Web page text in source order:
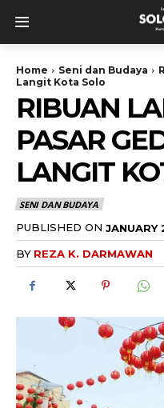
Home Seni dan Budaya
Langit Kota Solo
RIBUAN
PASAR
LANGIT
SENI DAN BUDAYA
PUBLISHED ON JANUARY
BY REZA K. DARMAWAN